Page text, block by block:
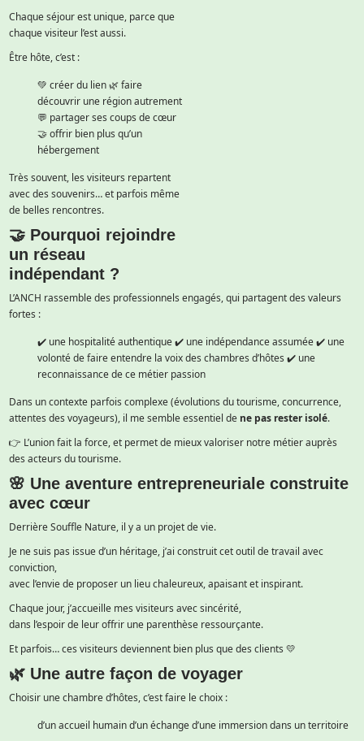
Chaque séjour est unique, parce que
chaque visiteur l’est aussi.
Être hôte, c’est :
💚 créer du lien🌿 faire
découvrir une région autrement
💬 partager ses coups de cœur
🤝 offrir bien plus qu’un
hébergement
Très souvent, les visiteurs repartent
avec des souvenirs… et parfois même
de belles rencontres.
🤝 Pourquoi rejoindre
un réseau
indépendant ?
L’ANCH rassemble des professionnels engagés, qui partagent des valeurs
fortes :
✔️ une hospitalité authentique✔️ une indépendance assumée✔️ une
volonté de faire entendre la voix des chambres d’hôtes ✔️ une
reconnaissance de ce métier passion
Dans un contexte parfois complexe (évolutions du tourisme, concurrence,
attentes des voyageurs), il me semble essentiel de ne pas rester isolé.
👉 L’union fait la force, et permet de mieux valoriser notre métier auprès
des acteurs du tourisme.
🌸 Une aventure entrepreneuriale construite
avec cœur
Derrière Souffle Nature, il y a un projet de vie.
Je ne suis pas issue d’un héritage, j’ai construit cet outil de travail avec
conviction,
avec l’envie de proposer un lieu chaleureux, apaisant et inspirant.
Chaque jour, j’accueille mes visiteurs avec sincérité,
dans l’espoir de leur offrir une parenthèse ressourçante.
Et parfois… ces visiteurs deviennent bien plus que des clients 💛
🌿 Une autre façon de voyager
Choisir une chambre d’hôtes, c’est faire le choix :
d’un accueil humaind’un échanged’une immersion dans un territoire